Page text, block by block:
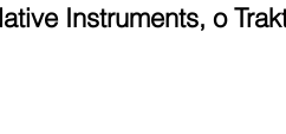
Instruments, o